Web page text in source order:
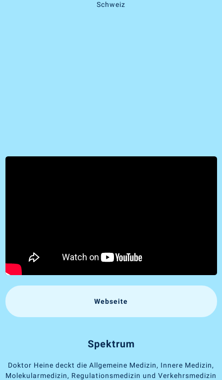
Schweiz
Webseite
Spektrum
Doktor Heine deckt die Allgemeine Medizin, Innere Medizin,
Molekularmedizin, Regulationsmedizin und Verkehrsmedizin